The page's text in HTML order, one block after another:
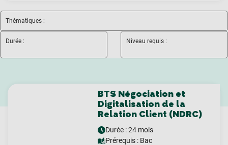
Thématiques :
Durée : Niveau requis :
BTS Négociation et
Digitalisation de la
Relation Client (NDRC)
Durée : 24 mois
Prérequis : Bac